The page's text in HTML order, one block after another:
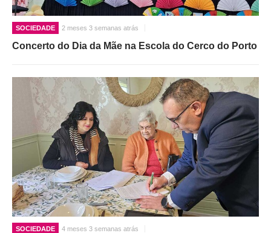
SOCIEDADE 2 meses 3 semanas atrás
Concerto do Dia da Mãe na Escola do Cerco do Porto
SOCIEDADE 4 meses 3 semanas atrás